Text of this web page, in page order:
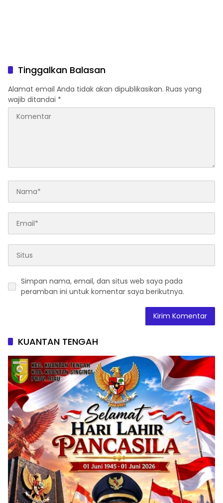
Tinggalkan Balasan
Alamat email Anda tidak akan dipublikasikan. Ruas yang
wajib ditandai *
Simpan nama, email, dan situs web saya pada
peramban ini untuk komentar saya berikutnya.
KUANTAN TENGAH